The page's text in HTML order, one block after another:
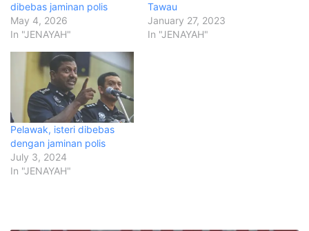
dibebas jaminan polis
May 4, 2026
In "JENAYAH"
Tawau
January 27, 2023
In "JENAYAH"
Pelawak, isteri dibebas
dengan jaminan polis
July 3, 2024
In "JENAYAH"